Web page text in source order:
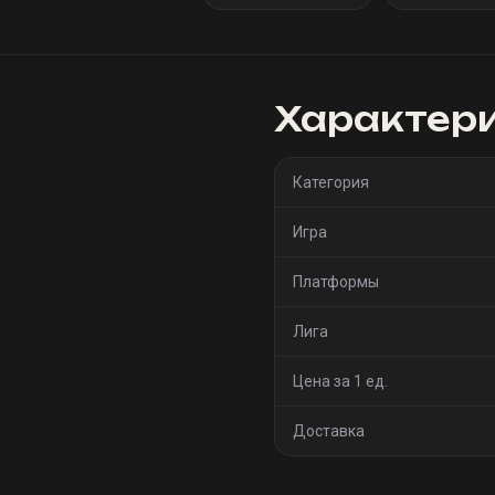
Категория
Игра
Платформы
Лига
Цена за 1 ед.
Доставка